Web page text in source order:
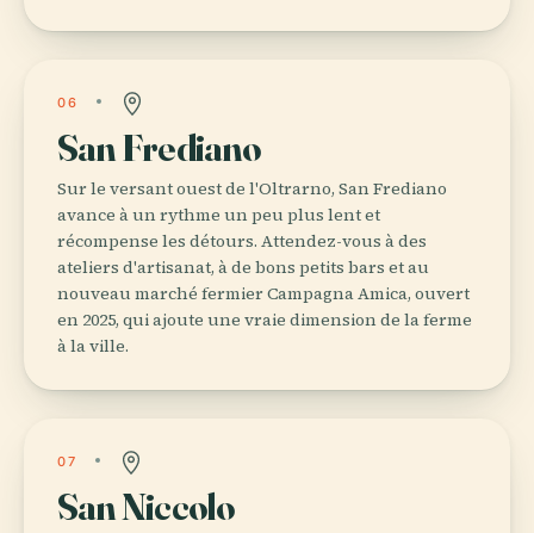
06
San Frediano
Sur le versant ouest de l'Oltrarno, San Frediano
avance à un rythme un peu plus lent et
récompense les détours. Attendez-vous à des
ateliers d'artisanat, à de bons petits bars et au
nouveau marché fermier Campagna Amica, ouvert
en 2025, qui ajoute une vraie dimension de la ferme
à la ville.
07
San Niccolo